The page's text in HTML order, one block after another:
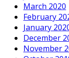
March 2020
February
January
December
November